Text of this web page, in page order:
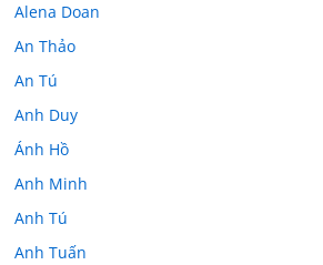
Alena Doan
An Thảo
An Tú
Anh Duy
Ánh Hồ
Anh Minh
Anh Tú
Anh Tuấn